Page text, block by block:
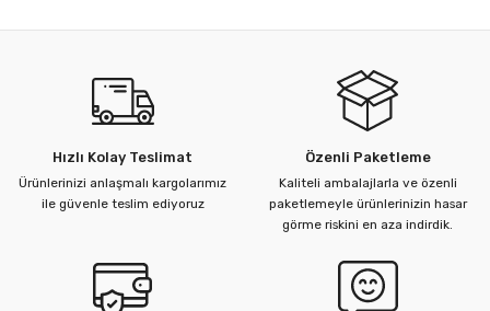
Hızlı Kolay Teslimat
Ürünlerinizi anlaşmalı kargolarımız
ile güvenle teslim ediyoruz
Özenli Paketleme
Kaliteli ambalajlarla ve özenli
paketlemeyle ürünlerinizin hasar
görme riskini en aza indirdik.